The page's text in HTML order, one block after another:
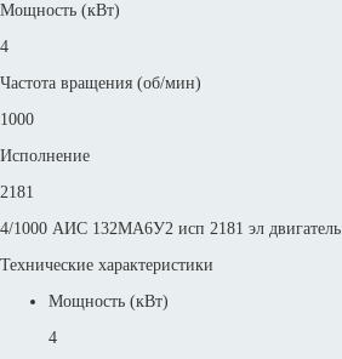
Мощность (кВт)
4
Частота вращения (об/мин)
1000
Исполнение
2181
4/1000 АИС 132МA6У2 исп 2181 эл двигатель
Технические характеристики
Мощность (кВт)
4